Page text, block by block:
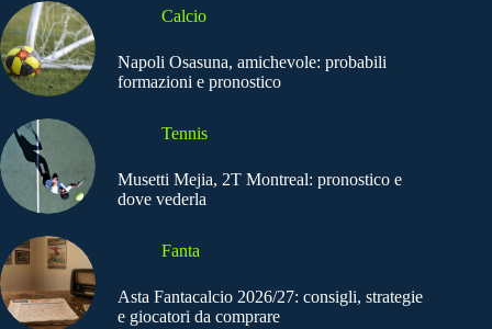
Calcio
Napoli Osasuna, amichevole: probabili
formazioni e pronostico
Tennis
Musetti Mejia, 2T Montreal: pronostico e
dove vederla
Fanta
Asta Fantacalcio 2026/27: consigli, strategie
e giocatori da comprare